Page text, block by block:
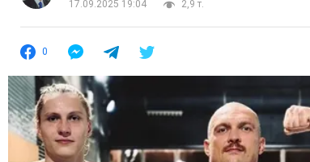
17.09.2025 19:04
2,9 т.
0